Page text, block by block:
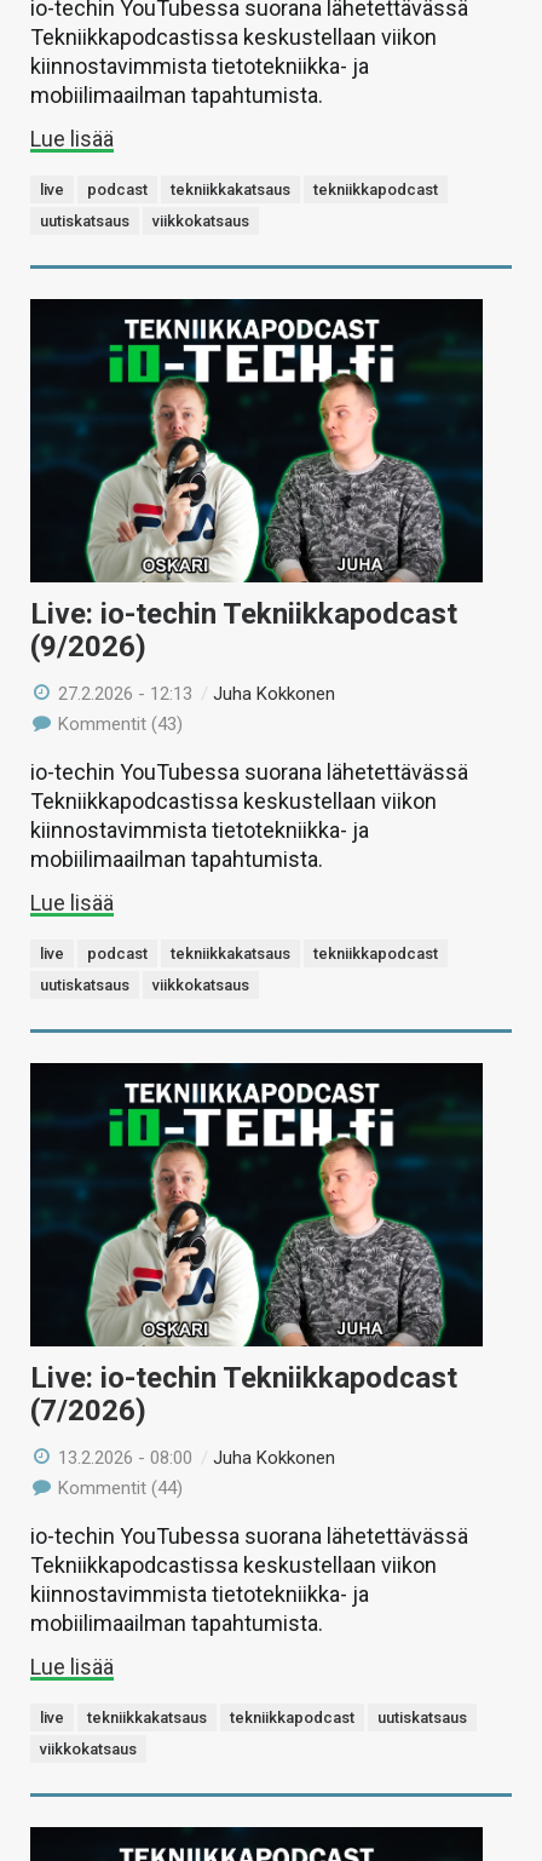
io-techin YouTubessa suorana lähetettävässä
Tekniikkapodcastissa keskustellaan viikon
kiinnostavimmista tietotekniikka- ja
mobiilimaailman tapahtumista.
Lue lisää
live podcast tekniikkakatsaus
tekniikkapodcast
uutiskatsaus
viikkokatsaus
Live: io-techin Tekniikkapodcast
(9/2026)
27.2.2026 - 12:13 /Juha Kokkonen
Kommentit (43)
io-techin YouTubessa suorana lähetettävässä
Tekniikkapodcastissa keskustellaan viikon
kiinnostavimmista tietotekniikka- ja
mobiilimaailman tapahtumista.
Lue lisää
live podcast tekniikkakatsaus
tekniikkapodcast
uutiskatsaus
viikkokatsaus
Live: io-techin Tekniikkapodcast
(7/2026)
13.2.2026 - 08:00 /Juha Kokkonen
Kommentit (44)
io-techin YouTubessa suorana lähetettävässä
Tekniikkapodcastissa keskustellaan viikon
kiinnostavimmista tietotekniikka- ja
mobiilimaailman tapahtumista.
Lue lisää
live tekniikkakatsaus tekniikkapodcast
uutiskatsaus
viikkokatsaus